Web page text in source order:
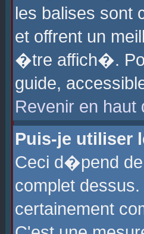
les balises sont
et offrent un
�tre affich�.
guide,
Revenir en haut
Puis-je utiliser
Ceci d�pend
complet
certainement